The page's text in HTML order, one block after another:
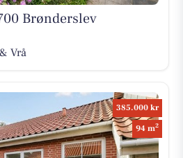
Brønderslev
Vrå
385.000 kr
94 m2